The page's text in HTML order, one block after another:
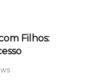
Filhos: